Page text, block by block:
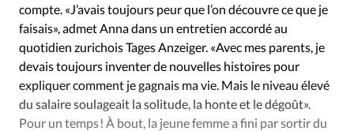
compte. «J’avais toujours peur que l’on découvre ce que je
faisais», admet Anna dans un entretien accordé au
quotidien zurichois Tages Anzeiger. «Avec mes parents, je
devais toujours inventer de nouvelles histoires pour
expliquer comment je gagnais ma vie. Mais le niveau élevé
du salaire soulageait la solitude, la honte et le dégoût».
Pour un temps ! À bout, la jeune femme a fini par sortir du